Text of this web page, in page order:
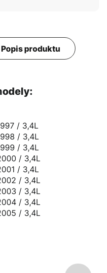
Popis produktu
/ 3,4L
/ 3,4L
/ 3,4L
/ 3,4L
/ 3,4L
/ 3,4L
/ 3,4L
/ 3,4L
/ 3,4L